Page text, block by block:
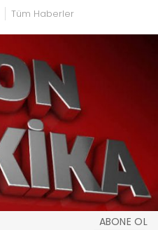
Tüm Haberler
ABONE OL